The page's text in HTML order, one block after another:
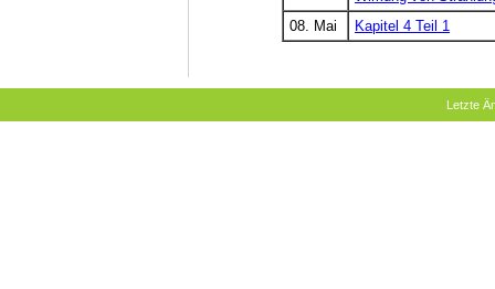
08. Mai
Kapitel 4 Teil 1
Letzte